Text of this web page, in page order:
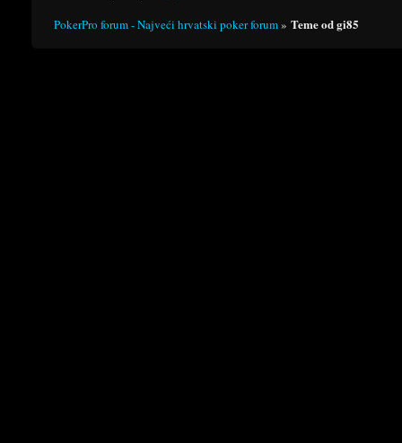
PokerPro forum - Najveći hrvatski poker forum» Teme od gi85